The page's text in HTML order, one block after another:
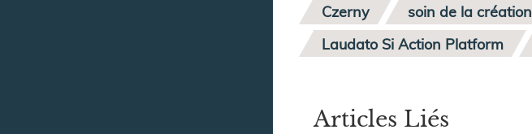
Czerny
soin de la création
Laudato Si Action Platform
Articles Liés